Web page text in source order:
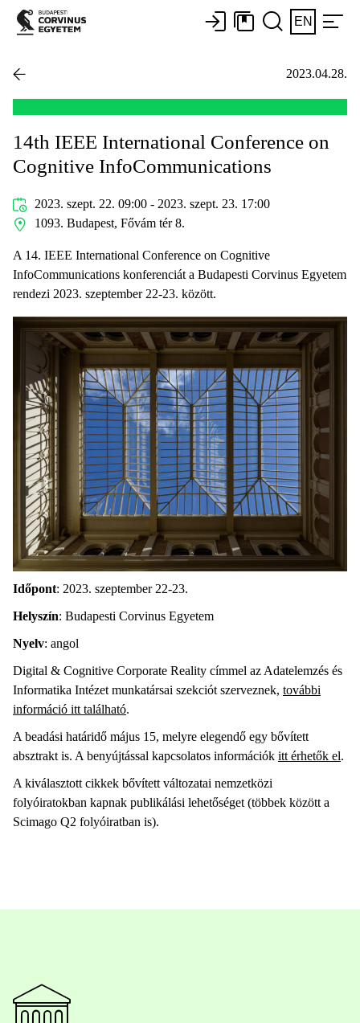
EN
2023.04.28.
14th IEEE International Conference on
Cognitive InfoCommunications
2023. szept. 22. 09:00 - 2023. szept. 23. 17:00
1093. Budapest, Fővám tér 8.
A 14. IEEE International Conference on Cognitive
InfoCommunications konferenciát a Budapesti Corvinus Egyetem
rendezi 2023. szeptember 22-23. között.
Időpont: 2023. szeptember 22-23.
Helyszín: Budapesti Corvinus Egyetem
Nyelv: angol
Digital & Cognitive Corporate Reality címmel az Adatelemzés és
Informatika Intézet munkatársai szekciót szerveznek, további
információ itt található.
A beadási határidő május 15, melyre elegendő egy bővített
absztrakt is. A benyújtással kapcsolatos információk itt érhetők el.
A kiválasztott cikkek bővített változatai nemzetközi
folyóiratokban kapnak publikálási lehetőséget (többek között a
Scimago Q2 folyóiratban is).